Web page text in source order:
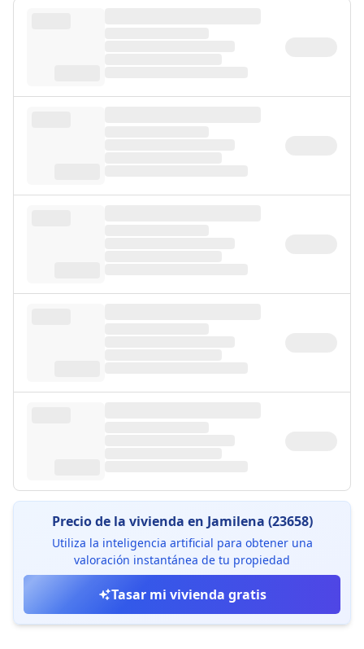
Precio de la vivienda en Jamilena (23658)
Utiliza la inteligencia artificial para obtener una
valoración instantánea de tu propiedad
Tasar mi vivienda gratis